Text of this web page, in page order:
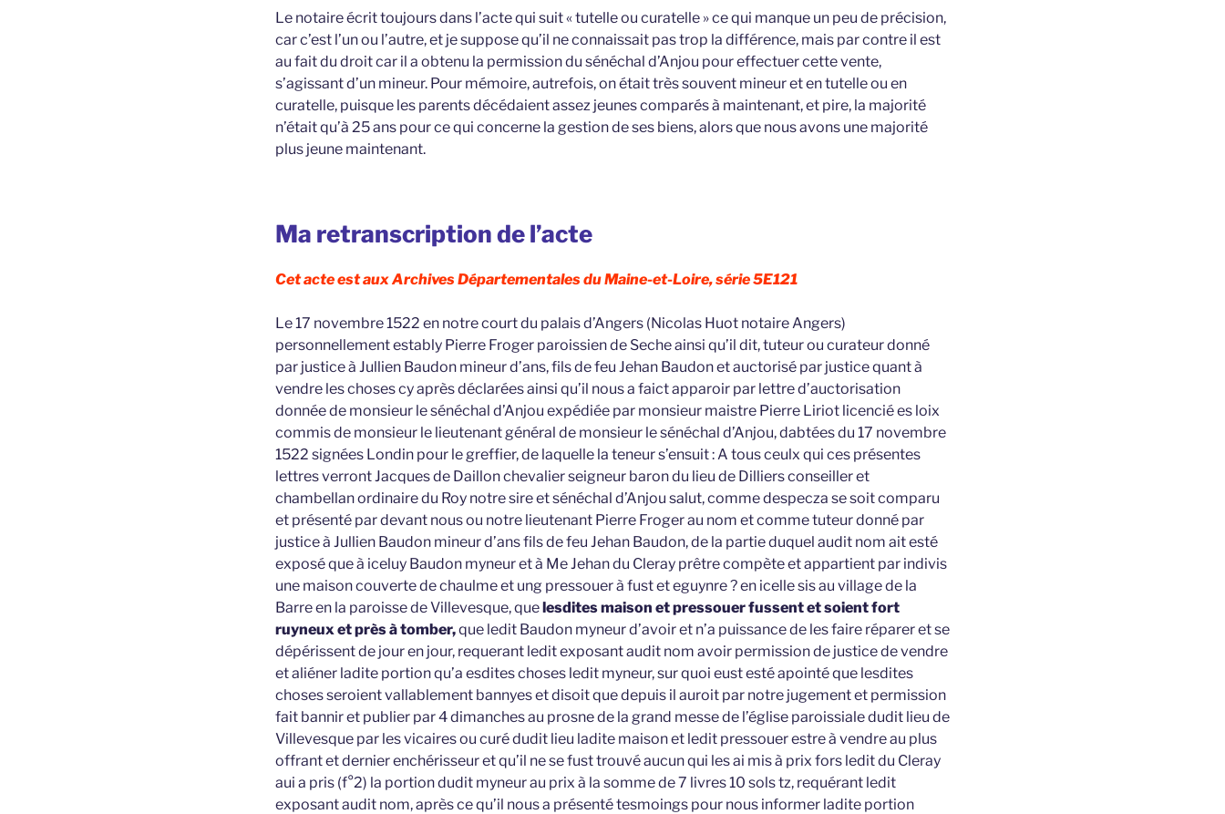
Le notaire écrit toujours dans l’acte qui suit « tutelle ou curatelle » ce qui manque un peu de précision,
car c’est l’un ou l’autre, et je suppose qu’il ne connaissait pas trop la différence, mais par contre il est
au fait du droit car il a obtenu la permission du sénéchal d’Anjou pour effectuer cette vente,
s’agissant d’un mineur. Pour mémoire, autrefois, on était très souvent mineur et en tutelle ou en
curatelle, puisque les parents décédaient assez jeunes comparés à maintenant, et pire, la majorité
n’était qu’à 25 ans pour ce qui concerne la gestion de ses biens, alors que nous avons une majorité
plus jeune maintenant.
Ma retranscription de l’acte
Cet acte est aux Archives Départementales du Maine-et-Loire, série 5E121
Le 17 novembre 1522 en notre court du palais d’Angers (Nicolas Huot notaire Angers)
personnellement estably Pierre Froger paroissien de Seche ainsi qu’il dit, tuteur ou curateur donné
par justice à Jullien Baudon mineur d’ans, fils de feu Jehan Baudon et auctorisé par justice quant à
vendre les choses cy après déclarées ainsi qu’il nous a faict apparoir par lettre d’auctorisation
donnée de monsieur le sénéchal d’Anjou expédiée par monsieur maistre Pierre Liriot licencié es loix
commis de monsieur le lieutenant général de monsieur le sénéchal d’Anjou, dabtées du 17 novembre
1522 signées Londin pour le greffier, de laquelle la teneur s’ensuit : A tous ceulx qui ces présentes
lettres verront Jacques de Daillon chevalier seigneur baron du lieu de Dilliers conseiller et
chambellan ordinaire du Roy notre sire et sénéchal d’Anjou salut, comme despecza se soit comparu
et présenté par devant nous ou notre lieutenant Pierre Froger au nom et comme tuteur donné par
justice à Jullien Baudon mineur d’ans fils de feu Jehan Baudon, de la partie duquel audit nom ait esté
exposé que à iceluy Baudon myneur et à Me Jehan du Cleray prêtre compète et appartient par indivis
une maison couverte de chaulme et ung pressouer à fust et eguynre ? en icelle sis au village de la
Barre en la paroisse de Villevesque, quelesdites maison et pressouer fussent et soient fort
ruyneux et près à tomber,que ledit Baudon myneur d’avoir et n’a puissance de les faire réparer et se
dépérissent de jour en jour, requerant ledit exposant audit nom avoir permission de justice de vendre
et aliéner ladite portion qu’a esdites choses ledit myneur, sur quoi eust esté apointé que lesdites
choses seroient vallablement bannyes et disoit que depuis il auroit par notre jugement et permission
fait bannir et publier par 4 dimanches au prosne de la grand messe de l’église paroissiale dudit lieu de
Villevesque par les vicaires ou curé dudit lieu ladite maison et ledit pressouer estre à vendre au plus
offrant et dernier enchérisseur et qu’il ne se fust trouvé aucun qui les ai mis à prix fors ledit du Cleray
aui a pris (f°2) la portion dudit myneur au prix à la somme de 7 livres 10 sols tz, requérant ledit
exposant audit nom, après ce qu’il nous a présenté tesmoings pour nous informer ladite portion